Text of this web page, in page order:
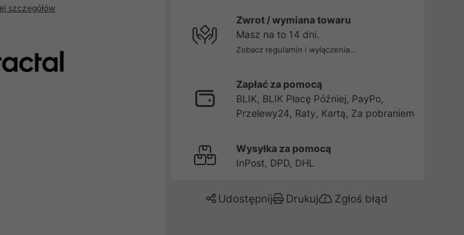
szczegółów
Zwrot / wymiana towaru
Masz na to 14 dni.
Zobacz regulamin i wyłączenia...
Zapłać za pomocą
BLIK, BLIK Płacę Później, PayPo,
Przelewy24, Raty, Kartą, Za pobraniem
Wysyłka za pomocą
InPost, DPD, DHL
Udostępnij Drukuj Zgłoś błąd